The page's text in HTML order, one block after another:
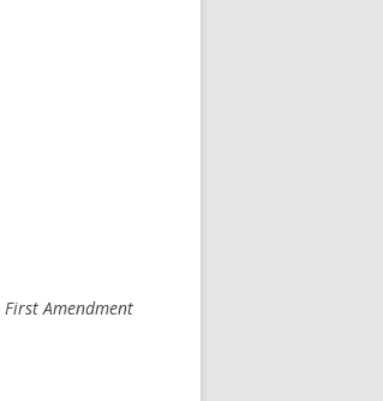
First Amendment